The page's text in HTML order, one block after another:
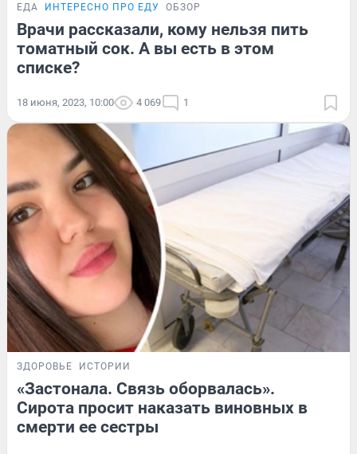
ЕДА ИНТЕРЕСНО ПРО ЕДУ ОБЗОР
Врачи рассказали, кому нельзя пить
томатный сок. А вы есть в этом
списке?
18 июня, 2023, 10:00 4 069 1
ЗДОРОВЬЕ ИСТОРИИ
«Застонала. Связь оборвалась».
Сирота просит наказать виновных в
смерти ее сестры